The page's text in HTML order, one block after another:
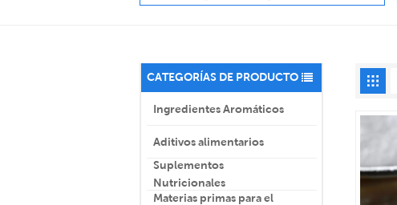
CATEGORÍAS DE PRODUCTO
Ingredientes Aromáticos
Aditivos alimentarios
Suplementos
Nutricionales
Materias primas para el